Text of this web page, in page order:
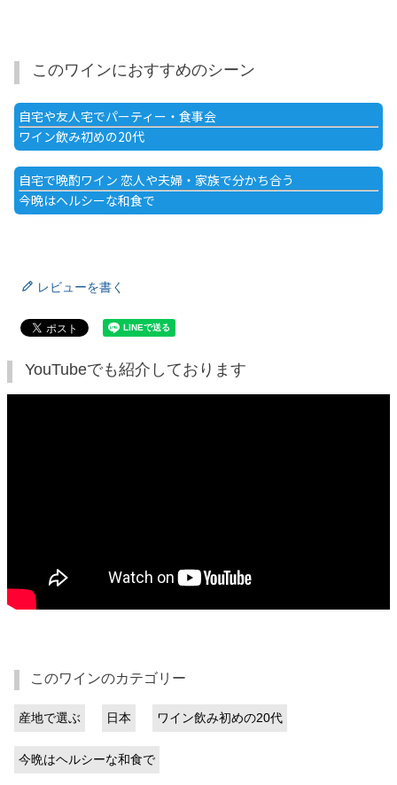
このワインにおすすめのシーン
自宅や友人宅でパーティー・食事会
ワイン飲み初めの20代
自宅で晩酌ワイン 恋人や夫婦・家族で分かち合う
今晩はヘルシーな和食で
レビューを書く
YouTubeでも紹介しております
このワインのカテゴリー
産地で選ぶ 日本 ワイン飲み初めの20代
今晩はヘルシーな和食で